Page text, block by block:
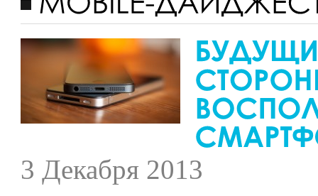
3 Декабря 2013